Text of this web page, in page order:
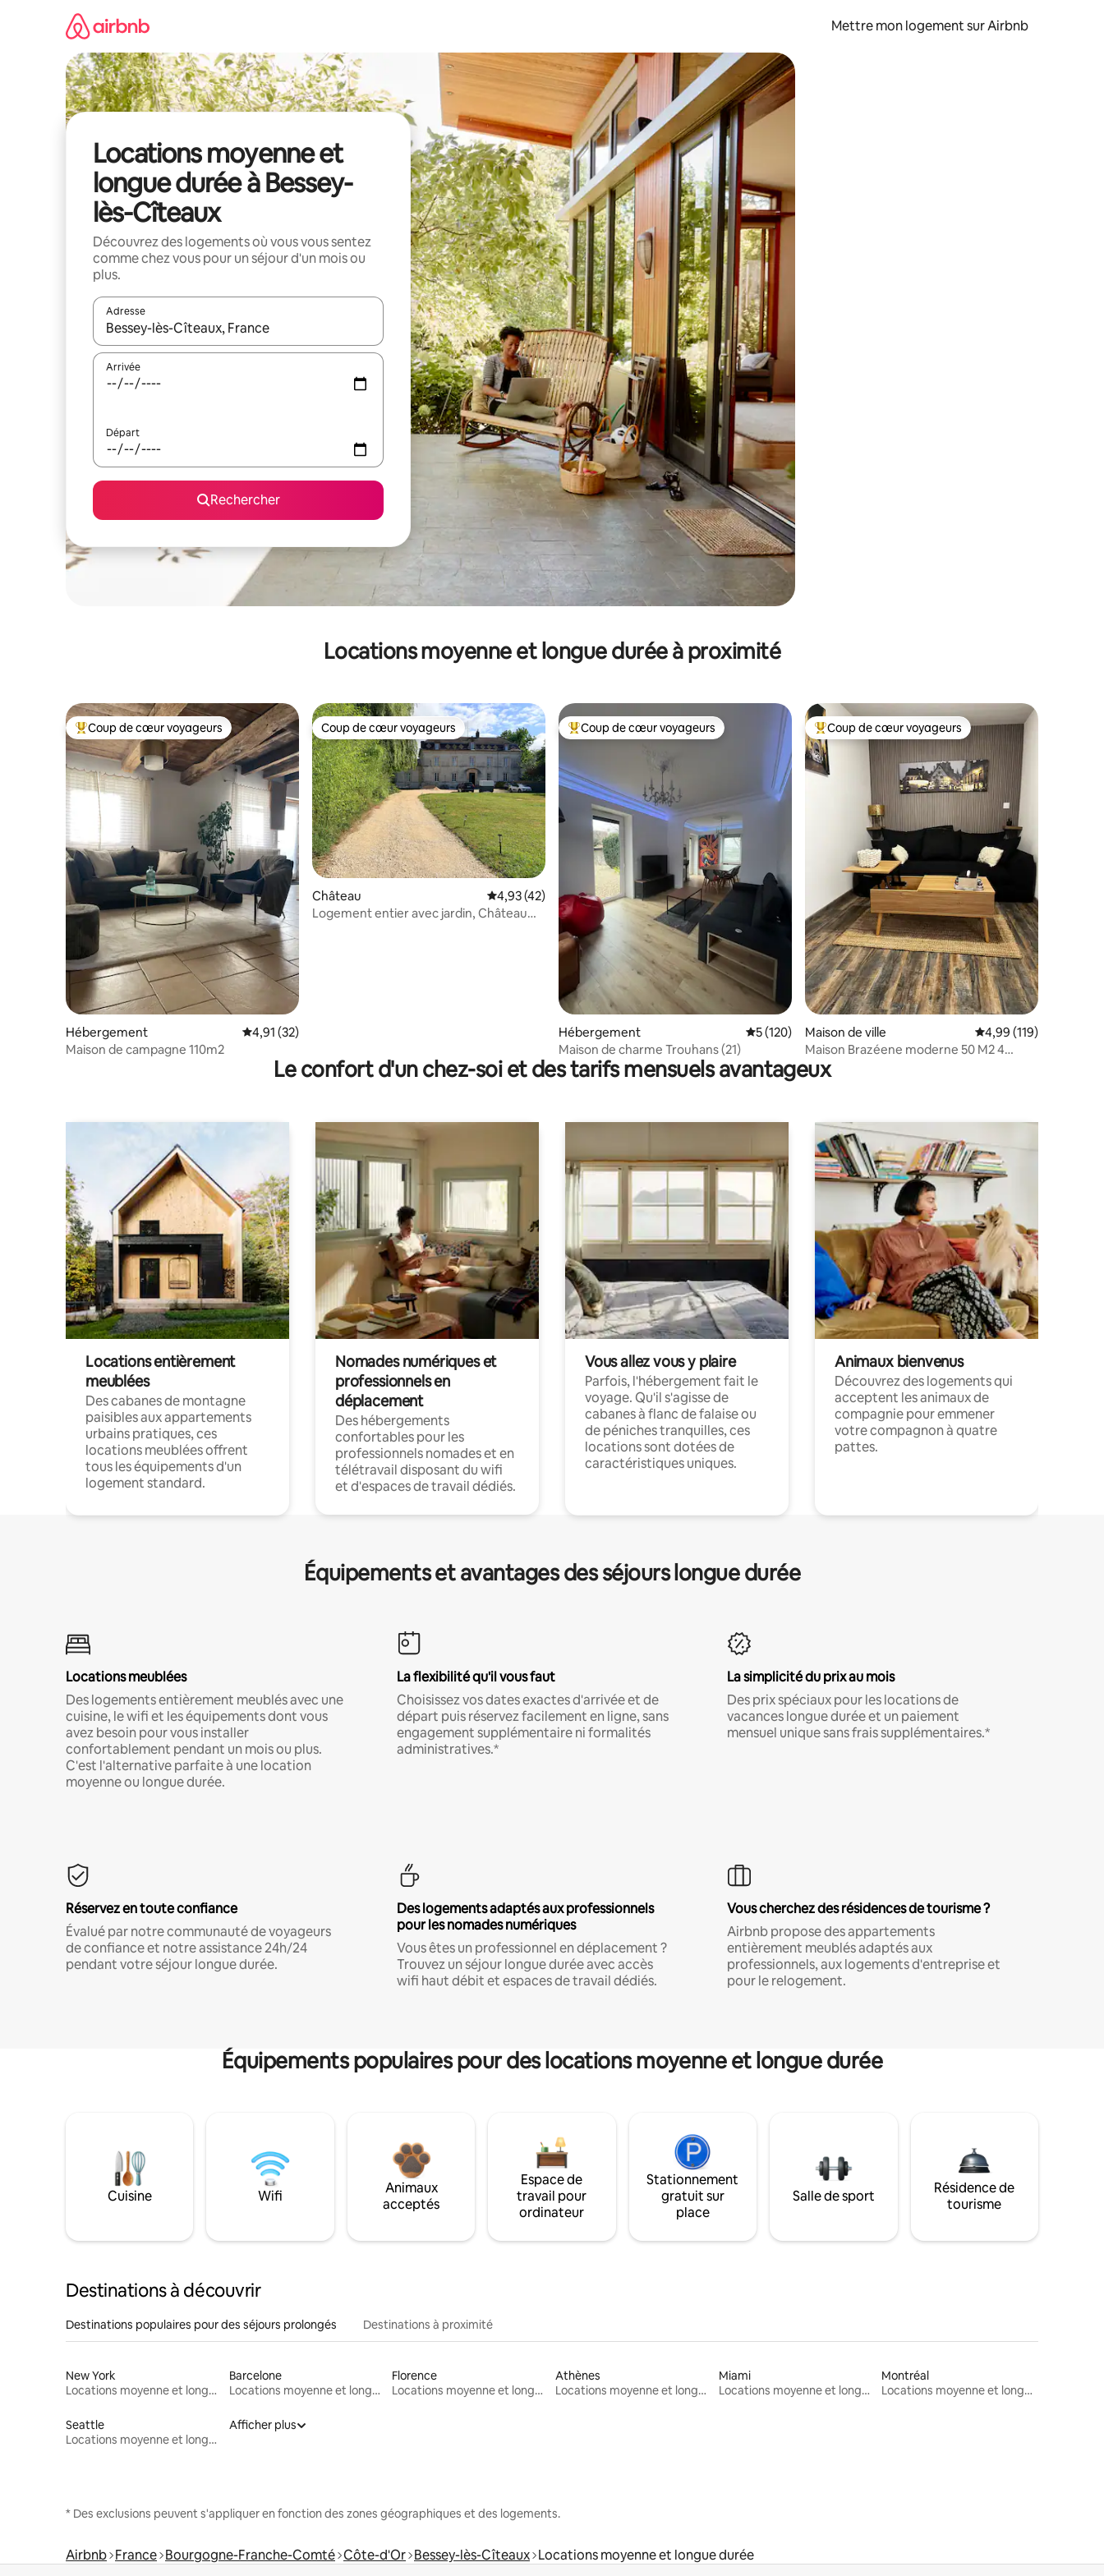
Mettre mon logement sur Airbnb
Locations moyenne et
longue durée à Bessey-
lès-Cîteaux
Découvrez des logements où vous vous sentez
comme chez vous pour un séjour d'un mois ou
plus.
Adresse
Lorsque les résultats s'affichent, utilisez les flèches vers le haut et vers le bas pour les parcourir ou en appuyant et en faisant glisser.
Arrivée
Départ
Rechercher
Locations moyenne et longue durée à proximité
Coups de cœur voyageurs les plus appréciés
Coup de cœur voyageurs
Hébergement Évaluation moyenne sur la base de 32 commentaires : 4,91 sur 5
4,91 (32)
Maison de campagne 110m2
Coup de cœur voyageurs
Coup de cœur voyageurs
Château Évaluation moyenne sur la base de 42 commentaires : 4,93 sur 5
4,93 (42)
Logement entier avec jardin, Château
Coups de cœur voyageurs les plus appréciés
Coup de cœur voyageurs
Hébergement Évaluation moyenne sur la base de 120 commentaires : 5 sur 5
5 (120)
Maison de charme Trouhans (21)
Coups de cœur voyageurs les plus appréciés
Coup de cœur voyageurs
Maison de ville Évaluation moyenne
4,99 (119)
Maison Brazéene moderne 50 M2 4
couchages possible
Le confort d'un chez-soi et des tarifs mensuels avantageux
Locations entièrement
meublées
Des cabanes de montagne
paisibles aux appartements
urbains pratiques, ces
locations meublées offrent
tous les équipements d'un
logement standard.
Nomades numériques et
professionnels en
déplacement
Des hébergements
confortables pour les
professionnels nomades et en
télétravail disposant du wifi
et d'espaces de travail dédiés.
Vous allez vous y plaire
Parfois, l'hébergement fait le
voyage. Qu'il s'agisse de
cabanes à flanc de falaise ou
de péniches tranquilles, ces
locations sont dotées de
caractéristiques uniques.
Animaux bienvenus
Découvrez des logements qui
acceptent les animaux de
compagnie pour emmener
votre compagnon à quatre
pattes.
Équipements et avantages des séjours longue durée
Locations meublées
Des logements entièrement meublés avec une
cuisine, le wifi et les équipements dont vous
avez besoin pour vous installer
confortablement pendant un mois ou plus.
C'est l'alternative parfaite à une location
moyenne ou longue durée.
La flexibilité qu'il vous faut
Choisissez vos dates exactes d'arrivée et de
départ puis réservez facilement en ligne, sans
engagement supplémentaire ni formalités
administratives.*
La simplicité du prix au mois
Des prix spéciaux pour les locations de
vacances longue durée et un paiement
mensuel unique sans frais supplémentaires.*
Réservez en toute confiance
Évalué par notre communauté de voyageurs
de confiance et notre assistance 24h/24
pendant votre séjour longue durée.
Des logements adaptés aux professionnels
pour les nomades numériques
Vous êtes un professionnel en déplacement ?
Trouvez un séjour longue durée avec accès
wifi haut débit et espaces de travail dédiés.
Vous cherchez des résidences de tourisme ?
Airbnb propose des appartements
entièrement meublés adaptés aux
professionnels, aux logements d'entreprise et
pour le relogement.
Équipements populaires pour des locations moyenne et longue durée
Cuisine Wifi
Animaux
acceptés
Espace de
travail pour
ordinateur
Stationnement
gratuit sur
place
Salle de sport
Résidence de
tourisme
Destinations à découvrir
Destinations populaires pour des séjours prolongés Destinations à proximité
New York
Locations moyenne et longue durée
Barcelone
Locations moyenne et longue durée
Florence
Locations moyenne et longue durée
Athènes
Locations moyenne et longue durée
Miami
Locations moyenne et longue durée
Montréal
Locations moyenne et longue durée
Seattle
Locations moyenne et longue durée
Afficher plus
* Des exclusions peuvent s'appliquer en fonction des zones géographiques et des logements.
Airbnb France Bourgogne-Franche-Comté Côte-d'Or Bessey-lès-Cîteaux Locations moyenne et longue durée